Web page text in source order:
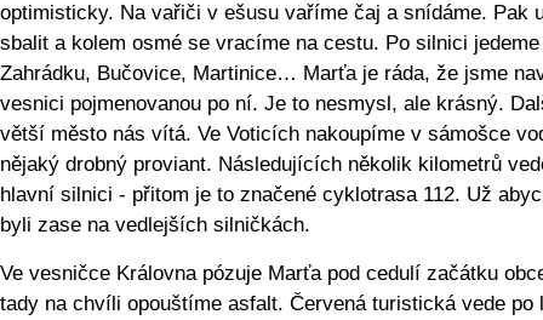
optimisticky. Na vařiči v ešusu vaříme čaj a snídáme. Pak
sbalit a kolem osmé se vracíme na cestu. Po silnici
Zahrádku, Bučovice, Martinice… Marťa je ráda, že jsme
vesnici pojmenovanou po ní. Je to nesmysl, ale krásný.
větší město nás vítá. Ve Voticích nakoupíme v sámošce
nějaký drobný proviant. Následujících několik kilometrů
hlavní silnici - přitom je to značené cyklotrasa 112. Už
byli zase na vedlejších silničkách.
Ve vesničce Královna pózuje Marťa pod cedulí začátku
tady na chvíli opouštíme asfalt. Červená turistická vede po